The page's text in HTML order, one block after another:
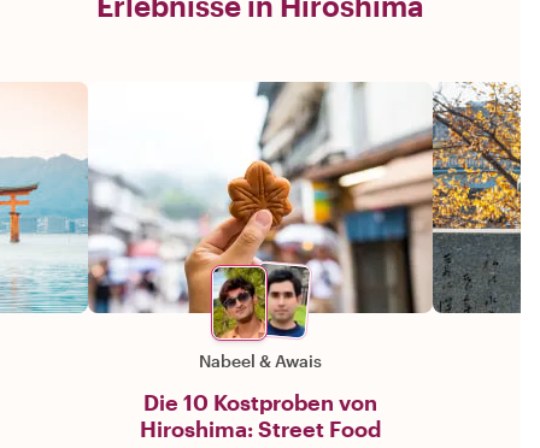
Nabeel & Awais
Die 10 Kostproben von
Hiroshima: Street Food